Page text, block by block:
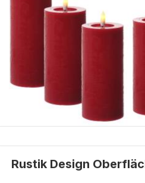
Rustik Design